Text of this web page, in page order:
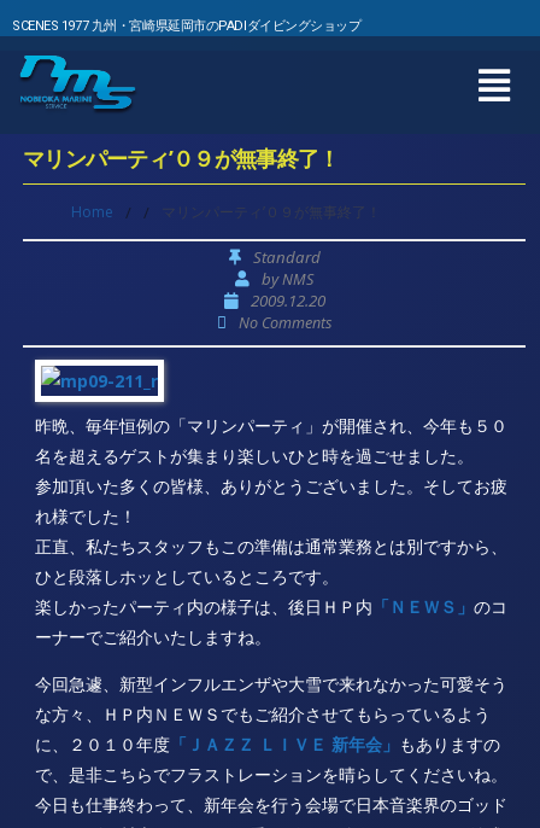
SCENES 1977 九州・宮崎県延岡市のPADIダイビングショップ
マリンパーティ’０９が無事終了！
Home / / マリンパーティ’０９が無事終了！
Standard
byNMS
2009.12.20
No Comments
昨晩、毎年恒例の「マリンパーティ」が開催され、今年も５０
名を超えるゲストが集まり楽しいひと時を過ごせました。
参加頂いた多くの皆様、ありがとうございました。そしてお疲
れ様でした！
正直、私たちスタッフもこの準備は通常業務とは別ですから、
ひと段落しホッとしているところです。
楽しかったパーティ内の様子は、後日ＨＰ内 「ＮＥＷＳ」 のコ
ーナーでご紹介いたしますね。
今回急遽、新型インフルエンザや大雪で来れなかった可愛そう
な方々、ＨＰ内ＮＥＷＳでもご紹介させてもらっているよう
に、２０１０年度「ＪＡＺＺ ＬＩＶＥ 新年会」 もありますの
で、是非こちらでフラストレーションを晴らしてくださいね。
今日も仕事終わって、新年会を行う会場で日本音楽界のゴッド